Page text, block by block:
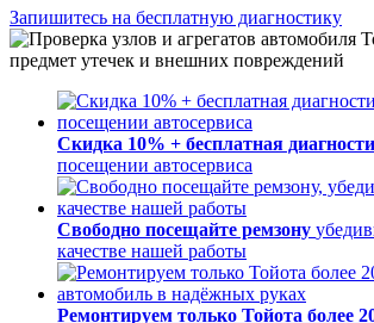
Запишитесь на бесплатную диагностику
Скидка 10% + бесплатная
посещении автосервиса
Свободно посещайте ремзону
качестве нашей работы
Ремонтируем только Тойота более